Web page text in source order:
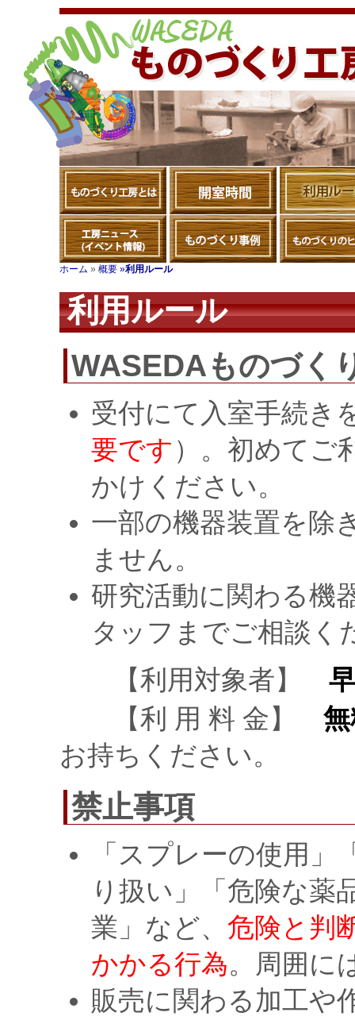
ホーム » 概要 »利用ルール
利用ルール
WASEDAものづく
受付にて入室手続き
要です ）。初めてご
かけください。
一部の機器装置を除
ません。
研究活動に関わる機
タッフまでご相談く
【利用対象者】
【利 用 料 金】
お持ちください。
禁止事項
「スプレーの使用
り扱い」「危険な薬
業」など、 危険と判
かかる行為。周囲に
販売に関わる加工や